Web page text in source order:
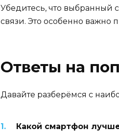
Убедитесь, что выбранный
связи. Это особенно важно
Ответы на
Давайте разберёмся с
Какой смартфон